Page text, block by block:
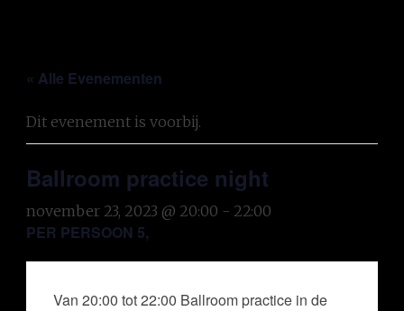
« Alle Evenementen
Dit evenement is voorbij.
Ballroom practice night
november 23, 2023 @ 20:00 - 22:00
PER PERSOON 5,
Van 20:00 tot 22:00 Ballroom practice in de